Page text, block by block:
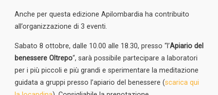
Anche per questa edizione Apilombardia ha contribuito
all’organizzazione di 3 eventi.
Sabato 8 ottobre, dalle 10.00 alle 18.30, presso “l’Apiario del
benessere Oltrepo“, sarà possibile partecipare a laboratori
per i più piccoli e più grandi e sperimentare la meditazione
guidata a gruppi presso l’apiario del benessere (scarica qui